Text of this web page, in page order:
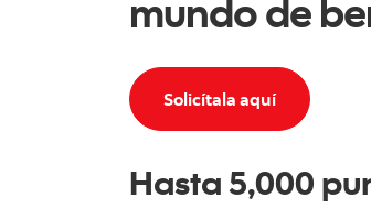
mundo de
Solicítala aquí
Hasta 5,000